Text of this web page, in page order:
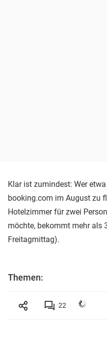
Klar ist zumindest: Wer
booking.com im August zu
Hotelzimmer für zwei
möchte, bekommt mehr als
Freitagmittag).
Themen:
22